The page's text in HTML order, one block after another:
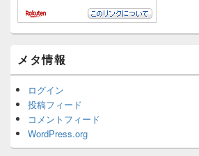
メタ情報
ログイン
投稿フィード
コメントフィード
WordPress.org